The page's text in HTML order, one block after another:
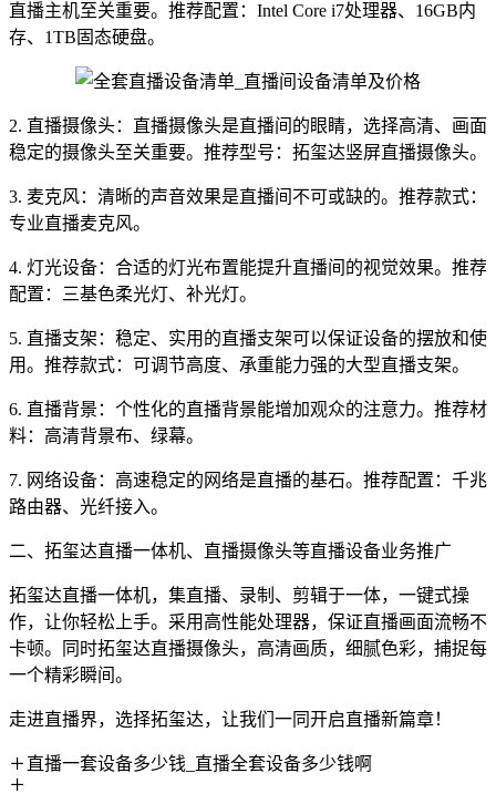
直播主机至关重要。推荐配置：Intel Core i7处理器、16GB内
存、1TB固态硬盘。
2. 直播摄像头：直播摄像头是直播间的眼睛，选择高清、画面
稳定的摄像头至关重要。推荐型号：拓玺达竖屏直播摄像头。
3. 麦克风：清晰的声音效果是直播间不可或缺的。推荐款式：
专业直播麦克风。
4. 灯光设备：合适的灯光布置能提升直播间的视觉效果。推荐
配置：三基色柔光灯、补光灯。
5. 直播支架：稳定、实用的直播支架可以保证设备的摆放和使
用。推荐款式：可调节高度、承重能力强的大型直播支架。
6. 直播背景：个性化的直播背景能增加观众的注意力。推荐材
料：高清背景布、绿幕。
7. 网络设备：高速稳定的网络是直播的基石。推荐配置：千兆
路由器、光纤接入。
二、拓玺达直播一体机、直播摄像头等直播设备业务推广
拓玺达直播一体机，集直播、录制、剪辑于一体，一键式操
作，让你轻松上手。采用高性能处理器，保证直播画面流畅不
卡顿。同时拓玺达直播摄像头，高清画质，细腻色彩，捕捉每
一个精彩瞬间。
走进直播界，选择拓玺达，让我们一同开启直播新篇章！
直播一套设备多少钱_直播全套设备多少钱啊